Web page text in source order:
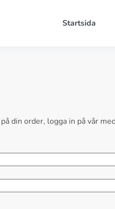
Startsida
din order, logga in på vår